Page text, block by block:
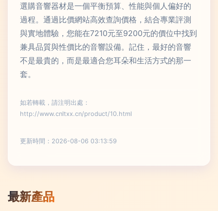
選購音響器材是一個平衡預算、性能與個人偏好的
過程。通過比價網站高效查詢價格，結合專業評測
與實地體驗，您能在7210元至9200元的價位中找到
兼具品質與性價比的音響設備。記住，最好的音響
不是最貴的，而是最適合您耳朵和生活方式的那一
套。
如若轉載，請注明出處：
http://www.cnltxx.cn/product/10.html
更新時間：2026-08-06 03:13:59
最新產品